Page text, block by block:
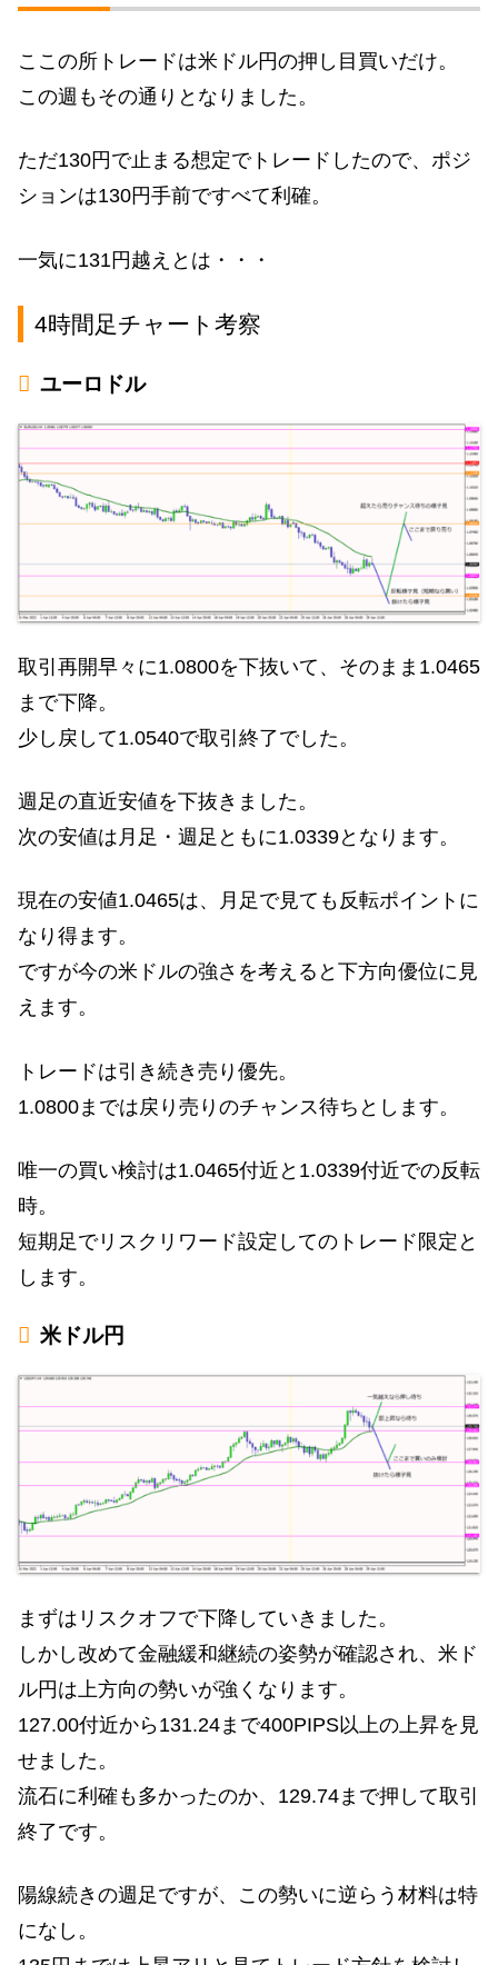
ここの所トレードは米ドル円の押し目買いだけ。
この週もその通りとなりました。
ただ130円で止まる想定でトレードしたので、ポジ
ションは130円手前ですべて利確。
一気に131円越えとは・・・
4時間足チャート考察
ユーロドル
取引再開早々に1.0800を下抜いて、そのまま1.0465
まで下降。
少し戻して1.0540で取引終了でした。
週足の直近安値を下抜きました。
次の安値は月足・週足ともに1.0339となります。
現在の安値1.0465は、月足で見ても反転ポイントに
なり得ます。
ですが今の米ドルの強さを考えると下方向優位に見
えます。
トレードは引き続き売り優先。
1.0800までは戻り売りのチャンス待ちとします。
唯一の買い検討は1.0465付近と1.0339付近での反転
時。
短期足でリスクリワード設定してのトレード限定と
します。
米ドル円
まずはリスクオフで下降していきました。
しかし改めて金融緩和継続の姿勢が確認され、米ド
ル円は上方向の勢いが強くなります。
127.00付近から131.24まで400PIPS以上の上昇を見
せました。
流石に利確も多かったのか、129.74まで押して取引
終了です。
陽線続きの週足ですが、この勢いに逆らう材料は特
になし。